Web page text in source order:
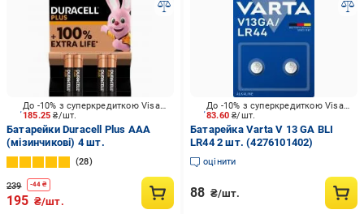
185.25₴/шт.
До -10% з суперкредиткою Visa Вигода
Батарейки Duracell Plus AAA
(мізинчикові) 4 шт.
28
239 -44 ₴
195 ₴/шт.
83.60₴/шт.
До -10% з суперкредиткою Visa Вигода
Батарейка Varta V 13 GA BLI
LR44 2 шт. (4276101402)
оцінити
88 ₴/шт.